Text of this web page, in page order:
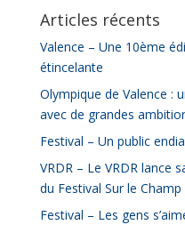
Articles récents
Valence – Une 10ème
étincelante
Olympique de Valence :
avec de grandes
Festival – Un public
VRDR – Le VRDR lance
du Festival Sur le Champ
Festival – Les gens